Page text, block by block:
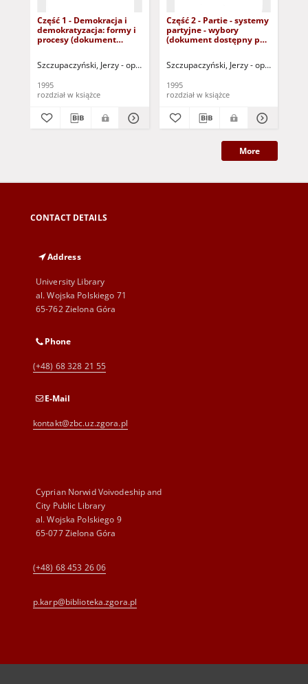
Część 1 - Demokracja i
demokratyzacja: formy i
procesy (dokument
dysfunkcją wzroku)
Szczupaczyński, Jerzy - oprac.
1995
rozdział w książce
Część 2 - Partie - systemy
partyjne - wybory
(dokument dostępny po
wzroku)
Szczupaczyński, Jerzy - oprac.
1995
rozdział w książce
More
CONTACT DETAILS
Address
University Library
al. Wojska Polskiego 71
65-762 Zielona Góra
Phone
(+48) 68 328 21 55
E-Mail
kontakt@zbc.uz.zgora.pl
Cyprian Norwid Voivodeship and
City Public Library
al. Wojska Polskiego 9
65-077 Zielona Góra
(+48) 68 453 26 06
p.karp@biblioteka.zgora.pl